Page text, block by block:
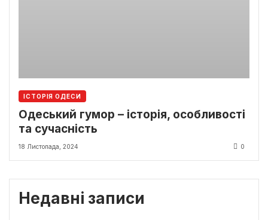
ІСТОРІЯ ОДЕСИ
Одеський гумор – історія, особливості
та сучасність
18 Листопада, 2024 0
Недавні записи